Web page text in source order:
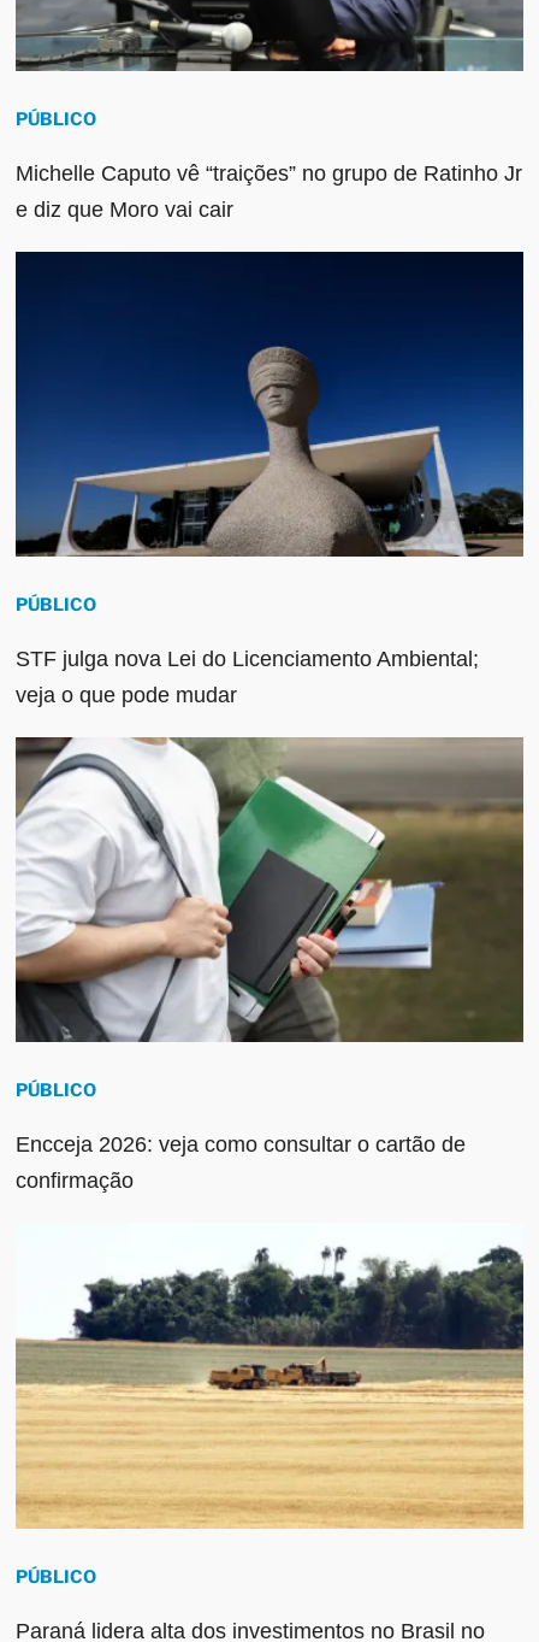
PÚBLICO
Michelle Caputo vê “traições” no grupo de Ratinho Jr
e diz que Moro vai cair
PÚBLICO
STF julga nova Lei do Licenciamento Ambiental;
veja o que pode mudar
PÚBLICO
Encceja 2026: veja como consultar o cartão de
confirmação
PÚBLICO
Paraná lidera alta dos investimentos no Brasil no